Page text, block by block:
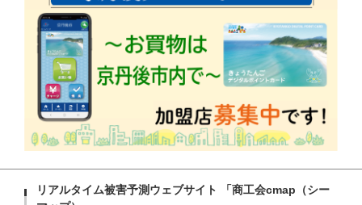
リアルタイム被害予測ウェブサイト 「商工会cmap（シー